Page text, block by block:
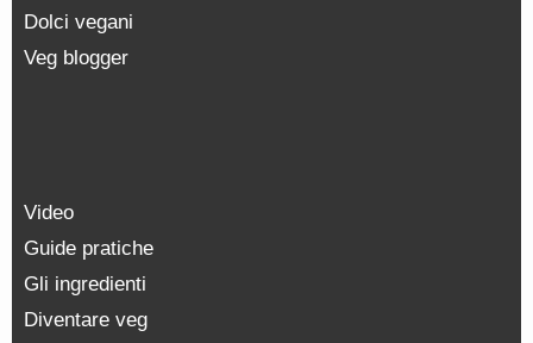
Dolci vegani
Veg blogger
Video
Guide pratiche
Gli ingredienti
Diventare veg